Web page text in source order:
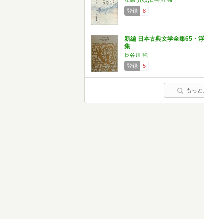
登録
8
新編 日本古典文学全集65・
集
長谷川 強
登録
5
もっと